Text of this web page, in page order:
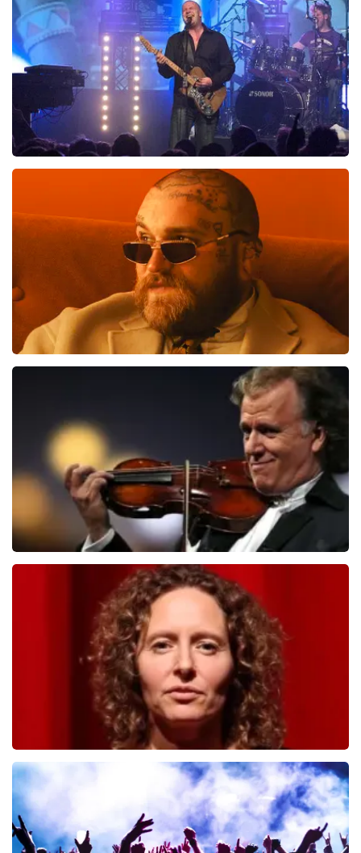
BEKIJKEN
laatste 30 minuten
BESTEL NU
BESTEL NU
Andre Rieu
laatste 30 minuten
BESTEL NU
Esther van der Voort
BESTEL NU